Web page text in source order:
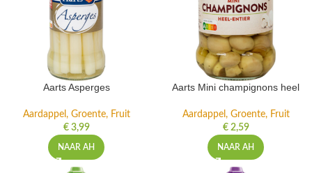
Aarts Asperges
Aardappel, Groente, Fruit
€3,99
NAAR AH
Aarts Mini champignons heel
Aardappel, Groente, Fruit
€2,59
NAAR AH